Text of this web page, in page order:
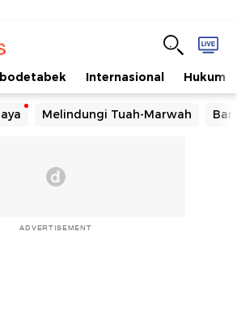
Internasional Hukum
Melindungi Tuah-Marwah
ADVERTISEMENT